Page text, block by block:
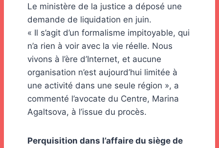
Le ministère de la justice a déposé une
demande de liquidation en juin.
« Il s’agit d’un formalisme impitoyable, qui
n’a rien à voir avec la vie réelle. Nous
vivons à l’ère d’Internet, et aucune
organisation n’est aujourd’hui limitée à
une activité dans une seule région », a
commenté l’avocate du Centre, Marina
Agaltsova, à l’issue du procès.
Perquisition dans l’affaire du siège de